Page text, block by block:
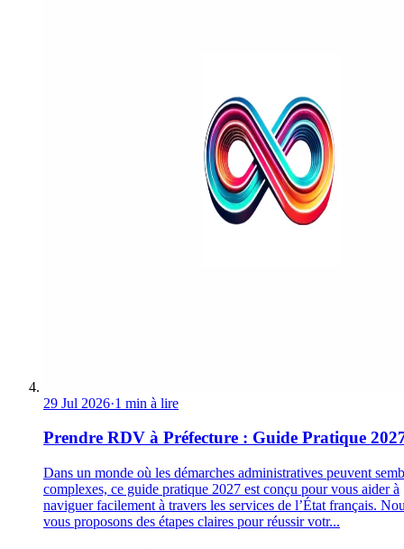
29 Jul 2026·1 min à lire
Prendre RDV à Préfecture : Guide Pratique
Dans un monde où les démarches administratives peuvent
complexes, ce guide pratique 2027 est conçu pour vous aider à
naviguer facilement à travers les services de l’État français.
vous proposons des étapes claires pour réussir votr...